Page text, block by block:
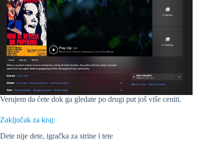
Verujem da ćete dok ga gledate po drugi put još više ceniti.
Zaključak za kraj:
Dete nije dete, igračka za strine i tete